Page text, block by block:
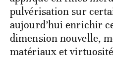
pulvérisation sur
aujourd’hui enrichir
dimension nouvelle,
matériaux et